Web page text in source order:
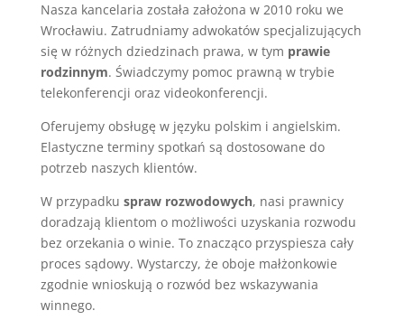
Nasza kancelaria została założona w 2010 roku we
Wrocławiu. Zatrudniamy adwokatów specjalizujących
się w różnych dziedzinach prawa, w tym prawie
rodzinnym. Świadczymy pomoc prawną w trybie
telekonferencji oraz videokonferencji.
Oferujemy obsługę w języku polskim i angielskim.
Elastyczne terminy spotkań są dostosowane do
potrzeb naszych klientów.
W przypadku spraw rozwodowych, nasi prawnicy
doradzają klientom o możliwości uzyskania rozwodu
bez orzekania o winie. To znacząco przyspiesza cały
proces sądowy. Wystarczy, że oboje małżonkowie
zgodnie wnioskują o rozwód bez wskazywania
winnego.